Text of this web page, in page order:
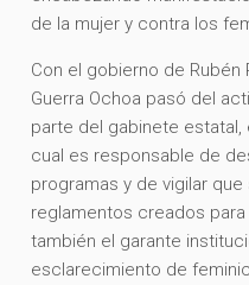
de la mujer y contra los
Con el gobierno de Rubén
Guerra Ochoa pasó del
parte del gabinete estatal,
cual es responsable de
programas y de vigilar
reglamentos creados
también el garante
esclarecimiento de